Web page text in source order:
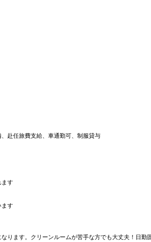
赴任旅費支給、車通勤可、制服貸与
ます
ます
ります。クリーンルームが苦手な方でも大丈夫！日勤